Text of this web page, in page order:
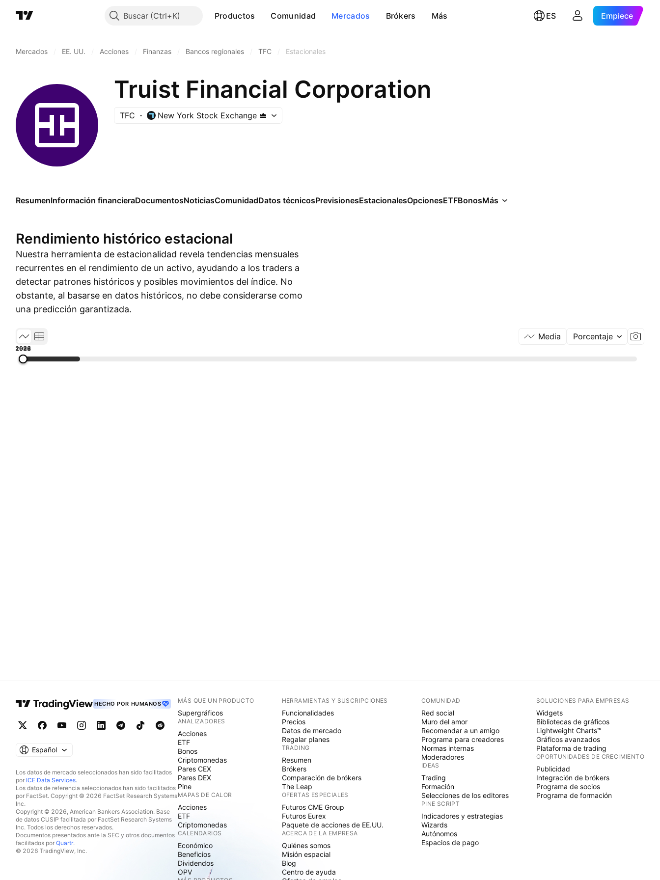
Buscar Productos Comunidad Mercados Brókers Más ES Empiece
Mercados EE. UU. Acciones Finanzas Bancos regionales TFC Estacionales
Truist Financial Corporation
TFC New York Stock Exchange
ResumenInformación financieraDocumentosNoticiasComunidadDatos técnicosPrevisionesEstacionalesOpcionesETFBonosMás
Rendimiento histórico estacional
Nuestra herramienta de estacionalidad revela tendencias mensuales
recurrentes en el rendimiento de un activo, ayudando a los traders a
detectar patrones históricos y posibles movimientos del índice. No
obstante, al basarse en datos históricos, no debe considerarse como
una predicción garantizada.
Media Porcentaje
1972
1985
1998
2011
2026
HECHO POR HUMANOS
Español
Los datos de mercado seleccionados han sido facilitados
por ICE Data Services.
Los datos de referencia seleccionados han sido facilitados
por FactSet. Copyright © 2026 FactSet Research Systems
Inc.
Copyright © 2026, American Bankers Association. Base
de datos CUSIP facilitada por FactSet Research Systems
Inc. Todos los derechos reservados.
Documentos presentados ante la SEC y otros documentos
facilitados por Quartr.
© 2026 TradingView, Inc.
MÁS QUE UN PRODUCTO
Supergráficos
ANALIZADORES
Acciones
ETF
Bonos
Criptomonedas
Pares CEX
Pares DEX
Pine
MAPAS DE CALOR
Acciones
ETF
Criptomonedas
CALENDARIOS
Económico
Beneficios
Dividendos
OPV
HERRAMIENTAS Y SUSCRIPCIONES
Funcionalidades
Precios
Datos de mercado
Regalar planes
TRADING
Resumen
Brókers
Comparación de brókers
The Leap
OFERTAS ESPECIALES
Futuros CME Group
Futuros Eurex
Paquete de acciones de EE.UU.
ACERCA DE LA EMPRESA
Quiénes somos
Misión espacial
Blog
Centro de ayuda
COMUNIDAD
Red social
Muro del amor
Recomendar a un amigo
Programa para creadores
Normas internas
Moderadores
IDEAS
Trading
Formación
Selecciones de los editores
PINE SCRIPT
Indicadores y estrategias
Wizards
Autónomos
Espacios de pago
SOLUCIONES PARA EMPRESAS
Widgets
Bibliotecas de gráficos
Lightweight Charts™
Gráficos avanzados
Plataforma de trading
OPORTUNIDADES DE CRECIMIENTO
Publicidad
Integración de brókers
Programa de socios
Programa de formación